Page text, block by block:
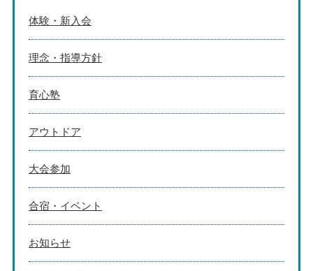
体験・新入会
理念・指導方針
育心塾
アウトドア
大会参加
合宿・イベント
お知らせ